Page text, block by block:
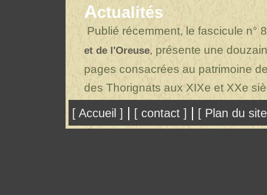
Actualités
Publié récemment, le fascicule n°
et de l'Oreuse, présente une
pages consacrées au patrimoine
des Thorignats aux XIXe et XXe
[ Accueil ] | [ contact ] | [ Plan du